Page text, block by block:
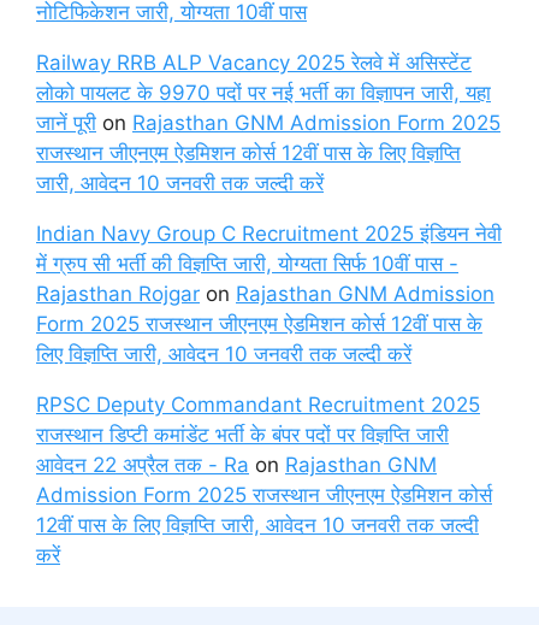
नोटिफिकेशन जारी, योग्यता 10वीं पास
Railway RRB ALP Vacancy 2025 रेलवे में असिस्टेंट
लोको पायलट के 9970 पदों पर नई भर्ती का विज्ञापन जारी, यहा
जानें पूरी on Rajasthan GNM Admission Form 2025
राजस्थान जीएनएम ऐडमिशन कोर्स 12वीं पास के लिए विज्ञप्ति
जारी, आवेदन 10 जनवरी तक जल्दी करें
Indian Navy Group C Recruitment 2025 इंडियन नेवी
में ग्रुप सी भर्ती की विज्ञप्ति जारी, योग्यता सिर्फ 10वीं पास -
Rajasthan Rojgar on Rajasthan GNM Admission
Form 2025 राजस्थान जीएनएम ऐडमिशन कोर्स 12वीं पास के
लिए विज्ञप्ति जारी, आवेदन 10 जनवरी तक जल्दी करें
RPSC Deputy Commandant Recruitment 2025
राजस्थान डिप्टी कमांडेंट भर्ती के बंपर पदों पर विज्ञप्ति जारी
आवेदन 22 अप्रैल तक - Ra on Rajasthan GNM
Admission Form 2025 राजस्थान जीएनएम ऐडमिशन कोर्स
12वीं पास के लिए विज्ञप्ति जारी, आवेदन 10 जनवरी तक जल्दी
करें